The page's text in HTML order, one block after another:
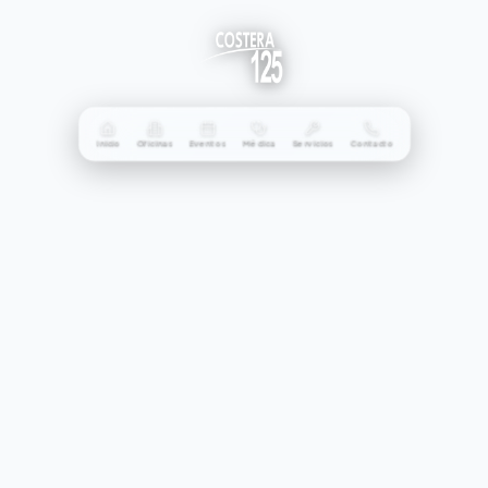
Inicio Oficinas Eventos Médica Servicios Contacto